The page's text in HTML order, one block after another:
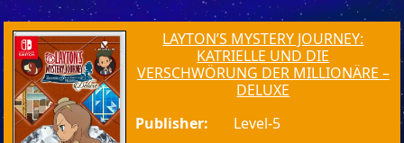
LAYTON’S MYSTERY JOURNEY:
KATRIELLE UND DIE
VERSCHWÖRUNG DER MILLIONÄRE –
DELUXE
Publisher:
Level-5